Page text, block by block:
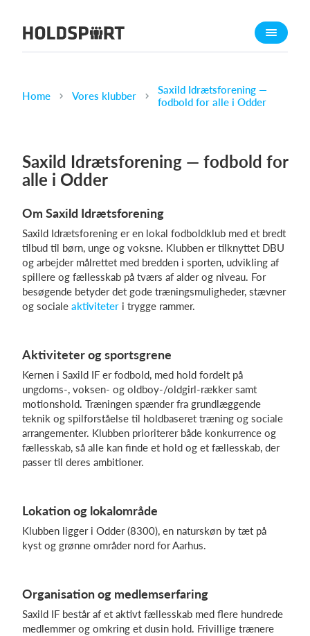
Om Holdsport
Karriere
Funktioner
Kalender
Webshop
Billetsystem
Hvad koster det?
Log på
Home Vores klubber
Saxild Idrætsforening —
fodbold for alle i Odder
Saxild Idrætsforening — fodbold for
alle i Odder
Om Saxild Idrætsforening
Saxild Idrætsforening er en lokal fodboldklub med et bredt
tilbud til børn, unge og voksne. Klubben er tilknyttet DBU
og arbejder målrettet med bredden i sporten, udvikling af
spillere og fællesskab på tværs af alder og niveau. For
besøgende betyder det gode træningsmuligheder, stævner
og sociale aktiviteter i trygge rammer.
Aktiviteter og sportsgrene
Kernen i Saxild IF er fodbold, med hold fordelt på
ungdoms-, voksen- og oldboy-/oldgirl-rækker samt
motionshold. Træningen spænder fra grundlæggende
teknik og spilforståelse til holdbaseret træning og sociale
arrangementer. Klubben prioriterer både konkurrence og
fællesskab, så alle kan finde et hold og et fællesskab, der
passer til deres ambitioner.
Lokation og lokalområde
Klubben ligger i Odder (8300), en naturskøn by tæt på
kyst og grønne områder nord for Aarhus.
Organisation og medlemserfaring
Saxild IF består af et aktivt fællesskab med flere hundrede
medlemmer og omkring et dusin hold. Frivillige trænere